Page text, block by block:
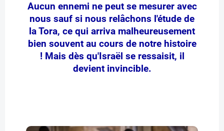
Aucun ennemi ne peut se mesurer avec
nous sauf si nous relâchons l'étude de
la Tora, ce qui arriva malheureusement
bien souvent au cours de notre histoire
! Mais dès qu'Israël se ressaisit, il
devient invincible.